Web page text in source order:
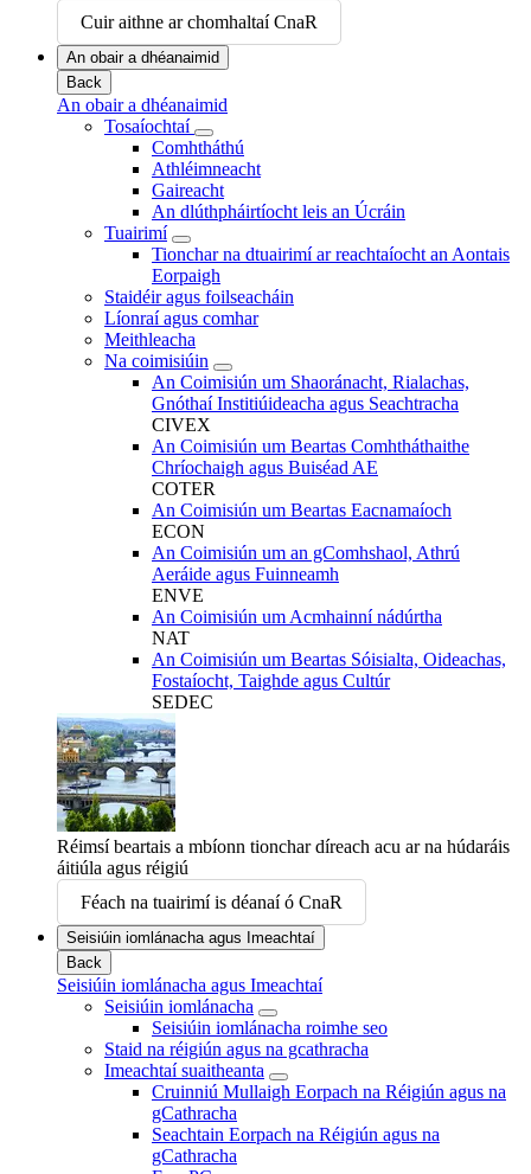
Cuir aithne ar chomhaltaí CnaR
An obair a dhéanaimid
Back
An obair a dhéanaimid
Tosaíochtaí
Comhtháthú
Athléimneacht
Gaireacht
An dlúthpháirtíocht leis an Úcráin
Tuairimí
Tionchar na dtuairimí ar reachtaíocht an Aontais
Eorpaigh
Staidéir agus foilseacháin
Líonraí agus comhar
Meithleacha
Na coimisiúin
An Coimisiún um Shaoránacht, Rialachas,
Gnóthaí Institiúideacha agus Seachtracha
CIVEX
An Coimisiún um Beartas Comhtháthaithe
Chríochaigh agus Buiséad AE
COTER
An Coimisiún um Beartas Eacnamaíoch
ECON
An Coimisiún um an gComhshaol, Athrú
Aeráide agus Fuinneamh
ENVE
An Coimisiún um Acmhainní nádúrtha
NAT
An Coimisiún um Beartas Sóisialta, Oideachas,
Fostaíocht, Taighde agus Cultúr
SEDEC
Réimsí beartais a mbíonn tionchar díreach acu ar na húdaráis
áitiúla agus réigiú
Féach na tuairimí is déanaí ó CnaR
Seisiúin iomlánacha agus Imeachtaí
Back
Seisiúin iomlánacha agus Imeachtaí
Seisiúin iomlánacha
Seisiúin iomlánacha roimhe seo
Staid na réigiún agus na gcathracha
Imeachtaí suaitheanta
Cruinniú Mullaigh Eorpach na Réigiún agus na
gCathracha
Seachtain Eorpach na Réigiún agus na
gCathracha